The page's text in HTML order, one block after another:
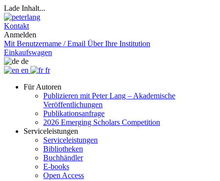
Lade Inhalt...
Kontakt
Anmelden
Mit Benutzername / Email Über Ihre Institution
Einkaufswagen
de
en
fr
Für Autoren
Publizieren mit Peter Lang – Akademische
Veröffentlichungen
Publikationsanfrage
2026 Emerging Scholars Competition
Serviceleistungen
Serviceleistungen
Bibliotheken
Buchhändler
E-books
Open Access